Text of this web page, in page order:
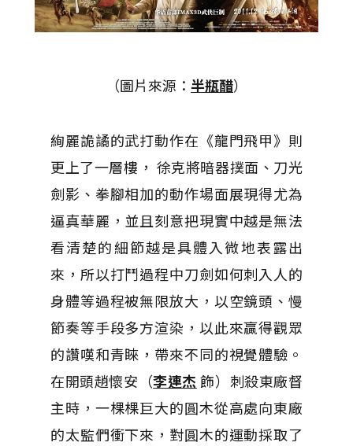
（圖片來源： 半瓶醋）
絢麗詭譎的武打動作在《龍門飛甲》則
更上了一層樓， 徐克將暗器撲面、刀光
劍影、拳腳相加的動作場面展現得尤為
逼真華麗，並且刻意把現實中越是無法
看清楚的細節越是具體入微地表露出
來，所以打鬥過程中刀劍如何刺入人的
身體等過程被無限放大，以空鏡頭、慢
節奏等手段多方渲染，以此來贏得觀眾
的讚嘆和青睞，帶來不同的視覺體驗。
在開頭趙懷安（李連杰 飾）刺殺東廠督
主時，一棵棵巨大的圓木從高處向東廠
的太監們衝下來，對圓木的運動採取了